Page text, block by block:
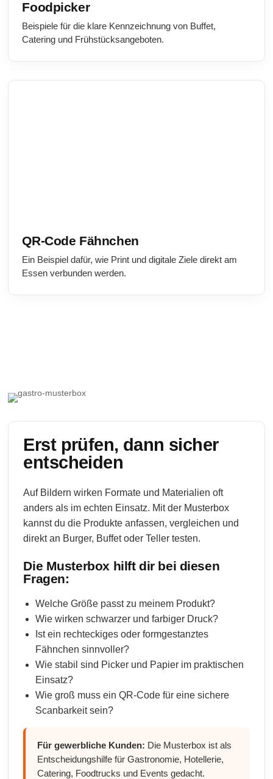
Foodpicker
Beispiele für die klare Kennzeichnung von Buffet,
Catering und Frühstücksangeboten.
QR-Code Fähnchen
Ein Beispiel dafür, wie Print und digitale Ziele direkt am
Essen verbunden werden.
Erst prüfen, dann sicher
entscheiden
Auf Bildern wirken Formate und Materialien oft
anders als im echten Einsatz. Mit der Musterbox
kannst du die Produkte anfassen, vergleichen und
direkt an Burger, Buffet oder Teller testen.
Die Musterbox hilft dir bei diesen
Fragen:
Welche Größe passt zu meinem Produkt?
Wie wirken schwarzer und farbiger Druck?
Ist ein rechteckiges oder formgestanztes
Fähnchen sinnvoller?
Wie stabil sind Picker und Papier im praktischen
Einsatz?
Wie groß muss ein QR-Code für eine sichere
Scanbarkeit sein?
Für gewerbliche Kunden: Die Musterbox ist als
Entscheidungshilfe für Gastronomie, Hotellerie,
Catering, Foodtrucks und Events gedacht.